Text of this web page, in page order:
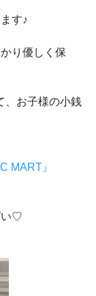
す♪
り優しく保
、お子様の小銭
MART』
い♡